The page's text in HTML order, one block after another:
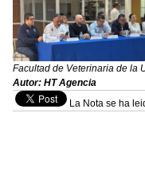
Facultad de Veterinaria de la
Autor: HT Agencia
La Nota se ha